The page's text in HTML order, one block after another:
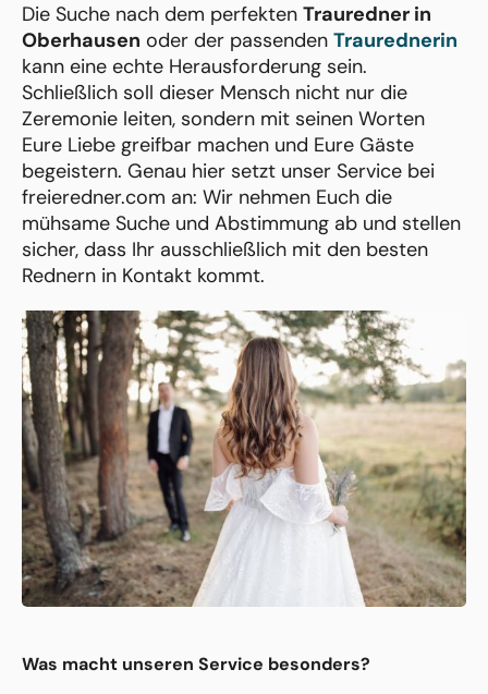
Die Suche nach dem perfekten Trauredner in
Oberhausen oder der passenden Traurednerin
kann eine echte Herausforderung sein.
Schließlich soll dieser Mensch nicht nur die
Zeremonie leiten, sondern mit seinen Worten
Eure Liebe greifbar machen und Eure Gäste
begeistern. Genau hier setzt unser Service bei
freieredner.com an: Wir nehmen Euch die
mühsame Suche und Abstimmung ab und stellen
sicher, dass Ihr ausschließlich mit den besten
Rednern in Kontakt kommt.
Was macht unseren Service besonders?